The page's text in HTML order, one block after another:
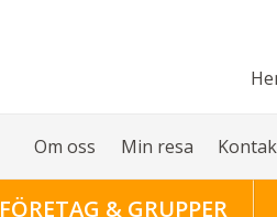
Om oss Min resa
FÖRETAG & GRUPPER